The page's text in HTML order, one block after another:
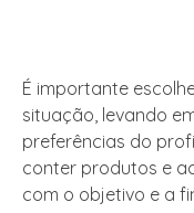
É importante
situação, levando
preferências do
conter produtos e
com o objetivo e a